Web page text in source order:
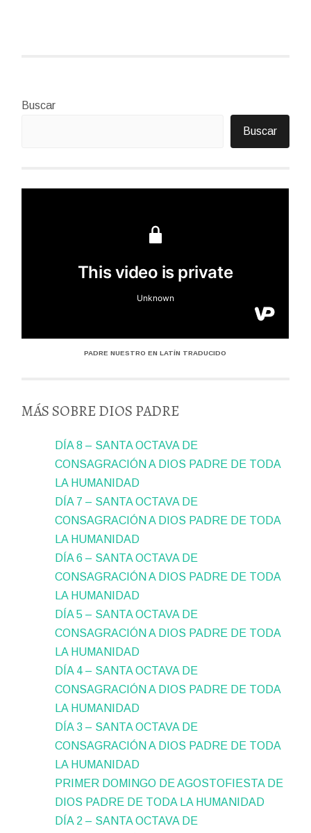
Buscar
Buscar
PADRE NUESTRO EN LATÍN TRADUCIDO
MÁS SOBRE DIOS PADRE
DÍA 8 – SANTA OCTAVA DE
CONSAGRACIÓN A DIOS PADRE DE TODA
LA HUMANIDAD
DÍA 7 – SANTA OCTAVA DE
CONSAGRACIÓN A DIOS PADRE DE TODA
LA HUMANIDAD
DÍA 6 – SANTA OCTAVA DE
CONSAGRACIÓN A DIOS PADRE DE TODA
LA HUMANIDAD
DÍA 5 – SANTA OCTAVA DE
CONSAGRACIÓN A DIOS PADRE DE TODA
LA HUMANIDAD
DÍA 4 – SANTA OCTAVA DE
CONSAGRACIÓN A DIOS PADRE DE TODA
LA HUMANIDAD
DÍA 3 – SANTA OCTAVA DE
CONSAGRACIÓN A DIOS PADRE DE TODA
LA HUMANIDAD
PRIMER DOMINGO DE AGOSTOFIESTA DE
DIOS PADRE DE TODA LA HUMANIDAD
DÍA 2 – SANTA OCTAVA DE